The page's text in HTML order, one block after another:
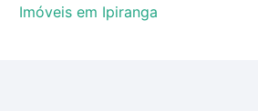
Imóveis em Ipiranga